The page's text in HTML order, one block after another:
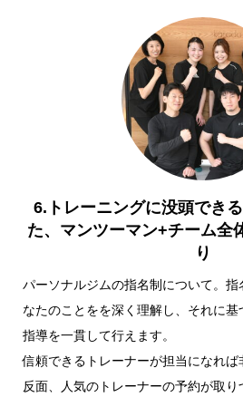
6.トレーニングに没頭でき
た、マンツーマン+チーム全
り
パーソナルジムの指名制について。
なたのことをを深く理解し、それに
指導を一貫して行えます。
信頼できるトレーナーが担当になれ
反面、人気のトレーナーの予約が取り